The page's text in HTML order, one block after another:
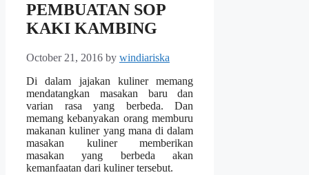
PEMBUATAN SOP
KAKI KAMBING
October 21, 2016 by windiariska
Di dalam jajakan kuliner memang
mendatangkan masakan baru dan
varian rasa yang berbeda. Dan
memang kebanyakan orang memburu
makanan kuliner yang mana di dalam
masakan kuliner memberikan
masakan yang berbeda akan
kemanfaatan dari kuliner tersebut.